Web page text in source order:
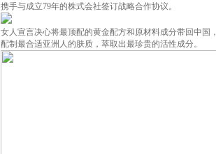
携手与成立79年的株式会社签订战略合作协议。
女人宣言决心将最顶配的黄金配方和原材料成分带回中国，
配制最合适亚洲人的肤质，萃取出最珍贵的活性成分。